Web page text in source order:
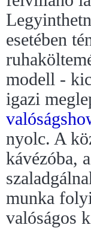
esetében
modell -
igazi
nyolc. A
kávézóba,
munka
valóságos